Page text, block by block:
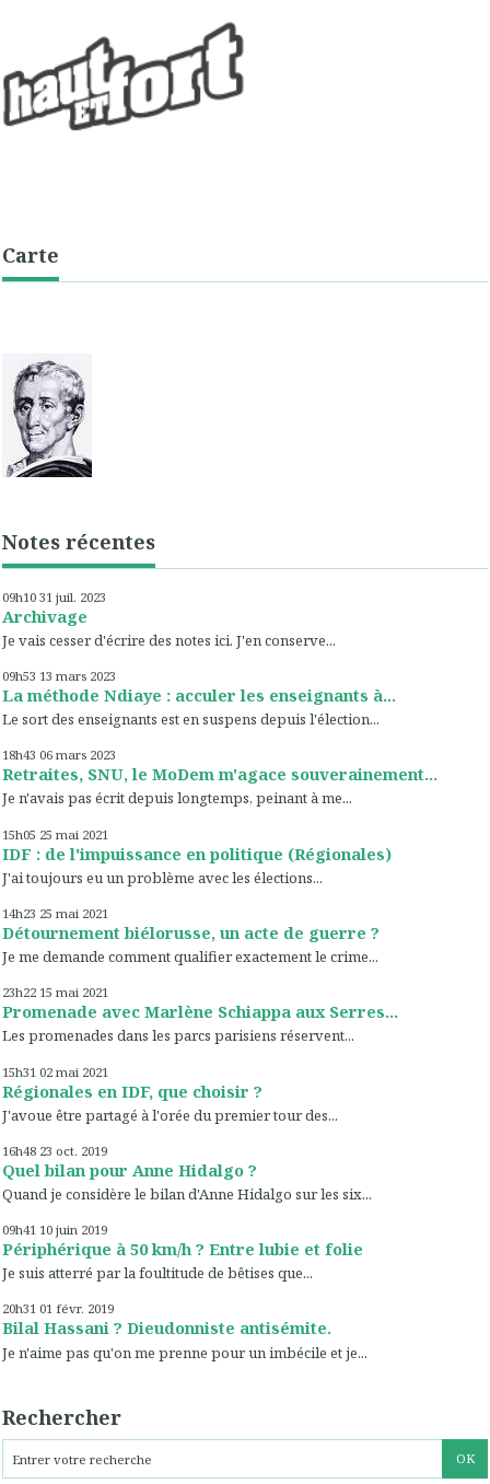
Carte
Notes récentes
09h10 31 juil. 2023
Archivage
Je vais cesser d'écrire des notes ici. J'en conserve...
09h53 13 mars 2023
La méthode Ndiaye : acculer les enseignants à...
Le sort des enseignants est en suspens depuis l'élection...
18h43 06 mars 2023
Retraites, SNU, le MoDem m'agace souverainement...
Je n'avais pas écrit depuis longtemps, peinant à me...
15h05 25 mai 2021
IDF : de l'impuissance en politique (Régionales)
J'ai toujours eu un problème avec les élections...
14h23 25 mai 2021
Détournement biélorusse, un acte de guerre ?
Je me demande comment qualifier exactement le crime...
23h22 15 mai 2021
Promenade avec Marlène Schiappa aux Serres...
Les promenades dans les parcs parisiens réservent...
15h31 02 mai 2021
Régionales en IDF, que choisir ?
J'avoue être partagé à l'orée du premier tour des...
16h48 23 oct. 2019
Quel bilan pour Anne Hidalgo ?
Quand je considère le bilan d'Anne Hidalgo sur les six...
09h41 10 juin 2019
Périphérique à 50 km/h ? Entre lubie et folie
Je suis atterré par la foultitude de bêtises que...
20h31 01 févr. 2019
Bilal Hassani ? Dieudonniste antisémite.
Je n'aime pas qu'on me prenne pour un imbécile et je...
Rechercher